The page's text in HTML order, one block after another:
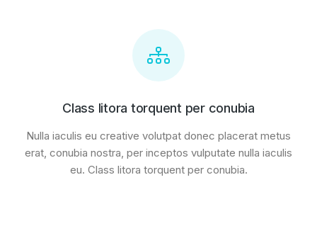
Class litora torquent per conubia
Nulla iaculis eu creative volutpat donec placerat metus
erat, conubia nostra, per inceptos vulputate nulla iaculis
eu. Class litora torquent per conubia.